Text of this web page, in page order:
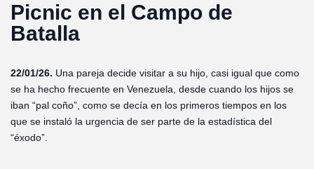
Picnic en el Campo de
Batalla
22/01/26. Una pareja decide visitar a su hijo, casi igual que como
se ha hecho frecuente en Venezuela, desde cuando los hijos se
iban “pal coño”, como se decía en los primeros tiempos en los
que se instaló la urgencia de ser parte de la estadística del
“éxodo”.